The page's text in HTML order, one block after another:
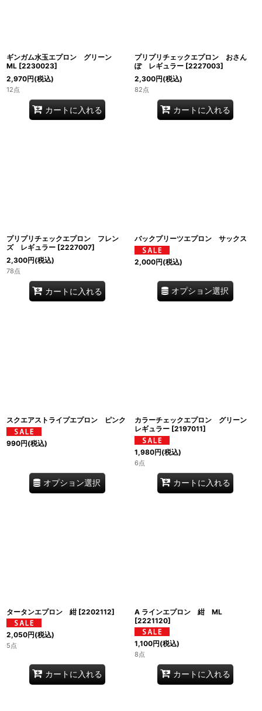
ギンガム水玉エプロン グリーン
ML [2230023]
2,970円(税込)
12点
カートに入れる
プリプリチェックエプロン おさん
ぽ レギュラー [2227003]
2,300円(税込)
82点
カートに入れる
プリプリチェックエプロン フレン
ズ レギュラー [2227007]
2,300円(税込)
78点
カートに入れる
バックプリーツエプロン サックス
2,000円(税込)
オプション選択
スクエアストライプエプロン ピンク
990円(税込)
オプション選択
カラーチェックエプロン グリーン
レギュラー [2197011]
1,980円(税込)
6点
カートに入れる
タータンエプロン 紺 [2202112]
2,050円(税込)
5点
カートに入れる
A ラインエプロン 紺 ML
[2221120]
1,100円(税込)
8点
カートに入れる